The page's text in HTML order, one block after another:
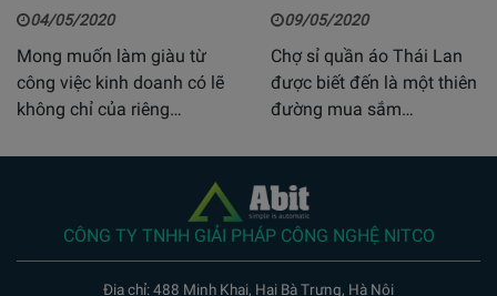
04/05/2020
Mong muốn làm giàu từ
công việc kinh doanh có lẽ
không chỉ của riêng…
09/05/2020
Chợ sỉ quần áo Thái Lan
được biết đến là một thiên
đường mua sắm…
CÔNG TY TNHH GIẢI PHÁP CÔNG NGHỆ NITCO
Địa chỉ: 488 Minh Khai, Hai Bà Trưng, Hà Nội